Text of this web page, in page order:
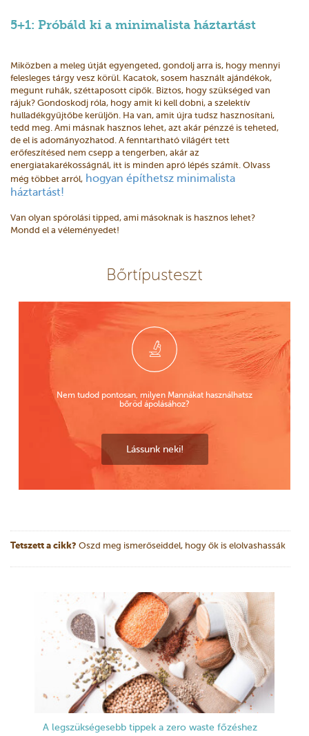
5+1: Próbáld ki a minimalista háztartást
Miközben a meleg útját egyengeted, gondolj arra is, hogy mennyi
felesleges tárgy vesz körül. Kacatok, sosem használt ajándékok,
megunt ruhák, széttaposott cipők. Biztos, hogy szükséged van
rájuk? Gondoskodj róla, hogy amit ki kell dobni, a szelektív
hulladékgyűjtőbe kerüljön. Ha van, amit újra tudsz hasznosítani,
tedd meg. Ami másnak hasznos lehet, azt akár pénzzé is teheted,
de el is adományozhatod. A fenntartható világért tett
erőfeszítésed nem csepp a tengerben, akár az
energiatakarékosságnál, itt is minden apró lépés számít. Olvass
még többet arról, hogyan építhetsz minimalista
háztartást!
Van olyan spórolási tipped, ami másoknak is hasznos lehet?
Mondd el a véleményedet!
Bőrtípusteszt
Nem tudod pontosan, milyen Mannákat használhatsz
bőröd ápolásához?
Lássunk neki!
Tetszett a cikk? Oszd meg ismerőseiddel, hogy ők is elolvashassák
A legszükségesebb tippek a zero waste főzéshez